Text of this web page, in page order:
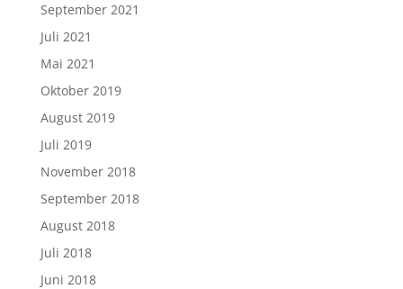
September 2021
Juli 2021
Mai 2021
Oktober 2019
August 2019
Juli 2019
November 2018
September 2018
August 2018
Juli 2018
Juni 2018